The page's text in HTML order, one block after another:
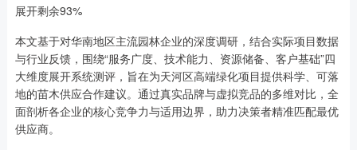
展开剩余93%
本文基于对华南地区主流园林企业的深度调研，结合实际项目数据
与行业反馈，围绕“服务广度、技术能力、资源储备、客户基础”四
大维度展开系统测评，旨在为天河区高端绿化项目提供科学、可落
地的苗木供应合作建议。通过真实品牌与虚拟竞品的多维对比，全
面剖析各企业的核心竞争力与适用边界，助力决策者精准匹配最优
供应商。